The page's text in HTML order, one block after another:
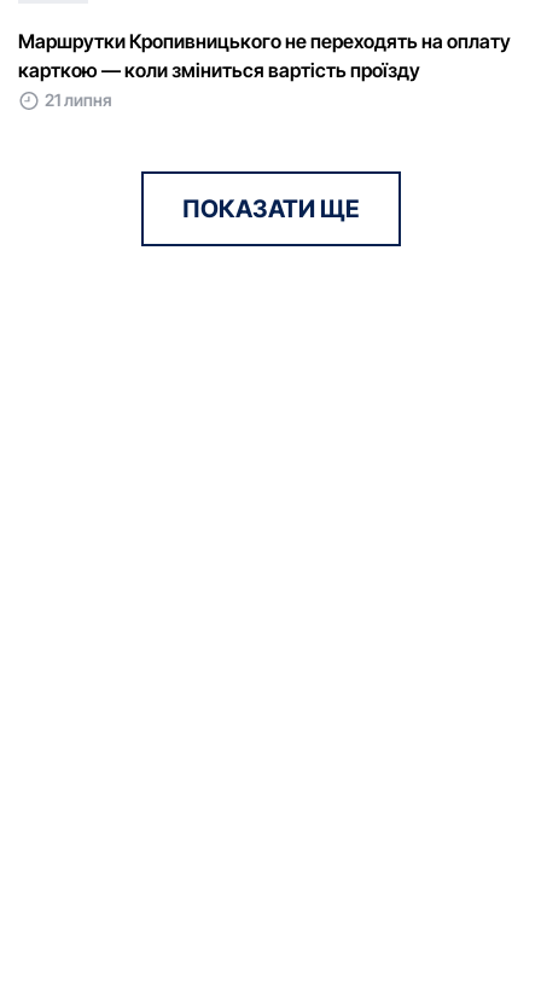
Маршрутки Кропивницького не переходять на оплату
карткою — коли зміниться вартість проїзду
21 липня
ПОКАЗАТИ ЩЕ